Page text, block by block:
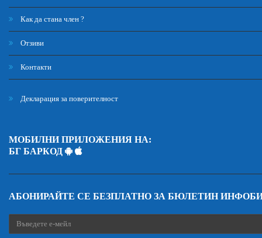
Как да стана член ?
Отзиви
Контакти
Декларация за поверителност
МОБИЛНИ ПРИЛОЖЕНИЯ НА:
БГ БАРКОД
АБОНИРАЙТЕ СЕ БЕЗПЛАТНО ЗА БЮЛЕТИН